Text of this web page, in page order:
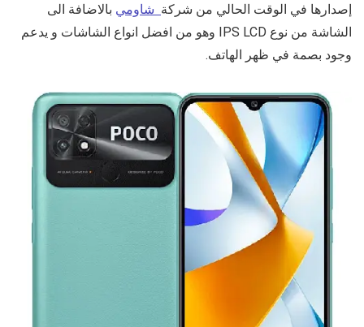
إصدارها في الوقت الحالي من شركة شاومي بالاضافة الى
الشاشة من نوع
IPS LCD وهو من افضل انواع الشاشات و يدعم
وجود بصمة في ظهر الهاتف.